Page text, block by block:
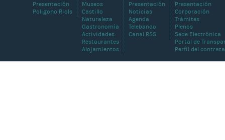
Presentación
Corporación
Trámites
Plenos
Sede Electrónica
Portal de
Perfil del
Presentación
Noticias
Agenda
Telebando
Canal RSS
Museos
Castillo
Naturaleza
Gastronomía
Actividades
Restaurantes
Alojamientos
Presentación
Poligono Riols